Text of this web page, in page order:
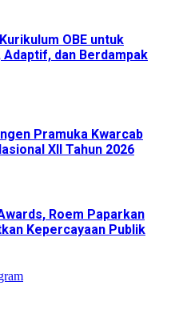
OBE untuk
dan Berdampak
Pramuka Kwarcab
XII Tahun 2026
Roem Paparkan
Kepercayaan Publik